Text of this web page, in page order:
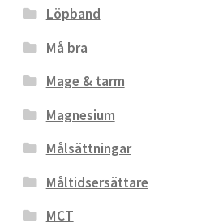
Löpband
Må bra
Mage & tarm
Magnesium
Målsättningar
Måltidsersättare
MCT